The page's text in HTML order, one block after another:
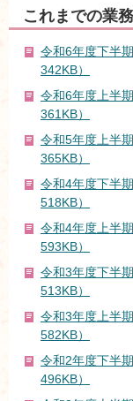
これまでの業
令和6年度下半
342KB）
令和6年度上半
361KB）
令和5年度上半
365KB）
令和4年度下半
518KB）
令和4年度上半
593KB）
令和3年度下半
513KB）
令和3年度上半
582KB）
令和2年度下半
496KB）